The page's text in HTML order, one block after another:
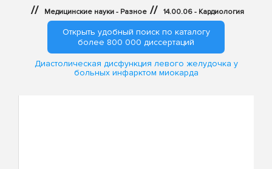
// Медицинские науки - Разное // 14.00.06 - Кардиология
Открыть удобный поиск по каталогу
более 800 000 диссертаций
Диастолическая дисфункция левого желудочка у
больных инфарктом миокарда